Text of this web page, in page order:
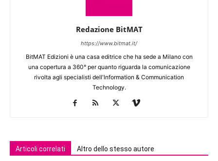
Redazione BitMAT
https://www.bitmat.it/
BitMAT Edizioni è una casa editrice che ha sede a Milano con
una copertura a 360° per quanto riguarda la comunicazione
rivolta agli specialisti dell'lnformation & Communication
Technology.
Articoli correlati Altro dello stesso autore